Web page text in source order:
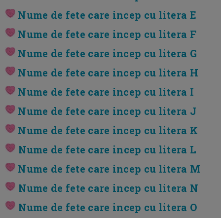
Nume de fete care incep cu litera E
Nume de fete care incep cu litera F
Nume de fete care incep cu litera G
Nume de fete care incep cu litera H
Nume de fete care incep cu litera I
Nume de fete care incep cu litera J
Nume de fete care incep cu litera K
Nume de fete care incep cu litera L
Nume de fete care incep cu litera M
Nume de fete care incep cu litera N
Nume de fete care incep cu litera O